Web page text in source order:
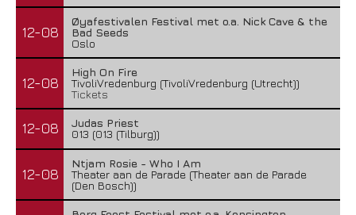
12-08
Øyafestivalen Festival met o.a. Nick Cave & the
Bad Seeds
Oslo
12-08
High On Fire
TivoliVredenburg (TivoliVredenburg (Utrecht))
Tickets
12-08
Judas Priest
013 (013 (Tilburg))
12-08
Ntjam Rosie - Who I Am
Theater aan de Parade (Theater aan de Parade
(Den Bosch))